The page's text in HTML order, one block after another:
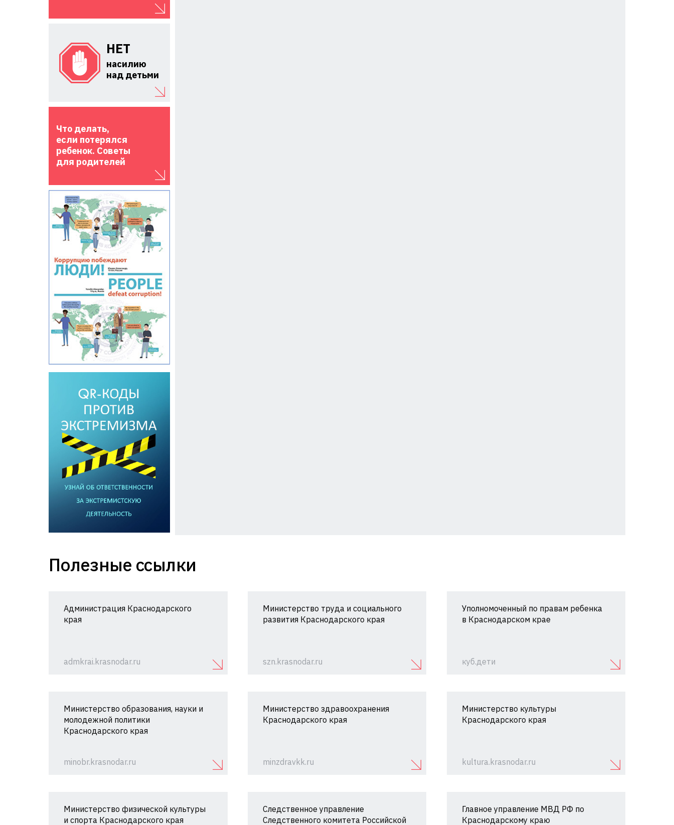
НЕТ
насилию
над детьми
Что делать,
если потерялся
ребенок. Советы
для родителей
Полезные ссылки
Администрация Краснодарского
края
admkrai.krasnodar.ru
Министерство труда и социального
развития Краснодарского края
szn.krasnodar.ru
Уполномоченный по правам ребенка
в Краснодарском крае
куб.дети
Министерство образования, науки и
молодежной политики
Краснодарского края
minobr.krasnodar.ru
Министерство здравоохранения
Краснодарского края
minzdravkk.ru
Министерство культуры
Краснодарского края
kultura.krasnodar.ru
Министерство физической культуры
и спорта Краснодарского края
Следственное управление
Следственного комитета Российской
Главное управление МВД РФ по
Краснодарскому краю